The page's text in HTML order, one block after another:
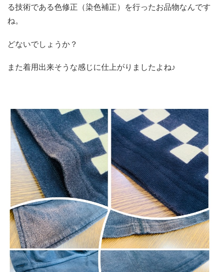
る技術である色修正（染色補正）を行ったお品物なんです
ね。
どないでしょうか？
また着用出来そうな感じに仕上がりましたよね♪